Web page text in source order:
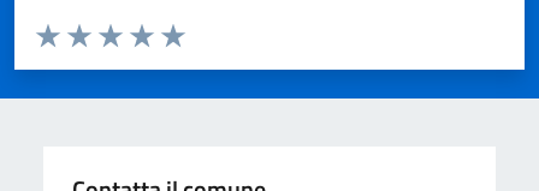
Valuta da 1 a 5 stelle la pagina
Valuta 5 stelle su 5
Valuta 4 stelle su 5
Valuta 3 stelle su 5
Valuta 2 stelle su 5
Valuta 1 stelle su 5